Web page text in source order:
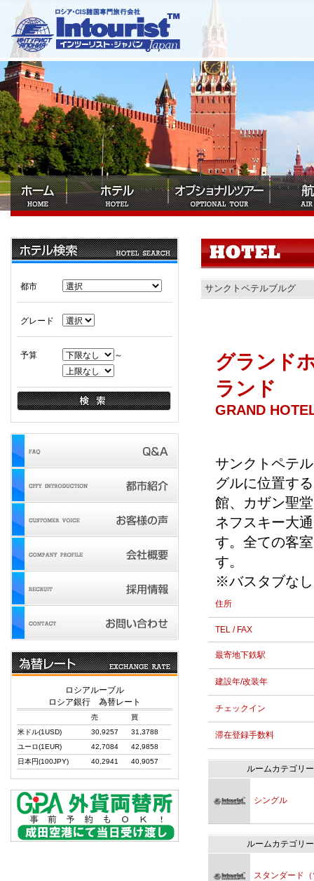
サンクトペテルブルグ
グランド
ランド
GRAND
サンクトペテ
グルに位置す
館、カザン聖
ネフスキー大
す。全ての客
す。
※バスタブな
住所
TEL / FAX
最寄地下鉄駅
建設年/改装年
チェックイン
滞在登録手数料
ルームカテゴリー
シングル
ルームカテゴリー
スタンダード
都市
グレード
予算 ～
ロシアルーブル
ロシア銀行 為替レート
売
買
米ドル(1USD)
30,9257
31,3788
ユーロ(1EUR)
42,7084
42,9858
日本円(100JPY)
40,2941 40,9057